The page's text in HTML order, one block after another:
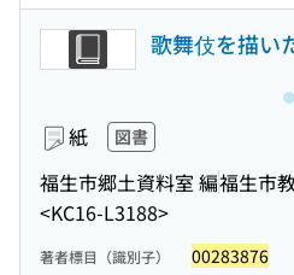
歌舞伎を描い
紙 図書
福生市郷土資料室 編福生市
<KC16-L3188>
著者標目（識別子） 00283876